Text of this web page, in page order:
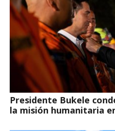
Presidente Bukele
la misión humanitaria